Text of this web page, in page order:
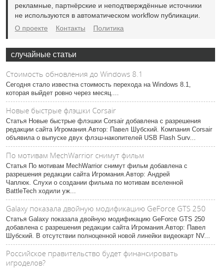
рекламные, партнёрские и неподтверждённые источники
не используются в автоматическом workflow публикации.
О проекте
Контакты Политика
случайные статьи
Стоимость обновления до Windows 8.1
Сегодня стало известна стоимость перехода на Windows 8.1,
которая выйдет ровно через месяц....
Новые быстрые флэшки Corsair
Статья Новые быстрые флэшки Corsair добавлена с разрешения
редакции сайта Игромания.Автор: Павел Шубский. Компания Corsair
объявила о выпуске двух флэш-накопителей USB Flash Surv...
По мотивам MechWarrior снимут фильм
Статья По мотивам MechWarrior снимут фильм добавлена с
разрешения редакции сайта Игромания.Автор: Андрей
Чаплюк. Слухи о создании фильма по мотивам вселенной
BattleTech ходили уж...
Galaxy показала двойную модификацию GeForce GTS 250
Статья Galaxy показала двойную модификацию GeForce GTS 250
добавлена с разрешения редакции сайта Игромания.Автор: Павел
Шубский. В отсутствии полноценной новой линейки видеокарт NV...
Российское правительство будет финансировать
игроделов?